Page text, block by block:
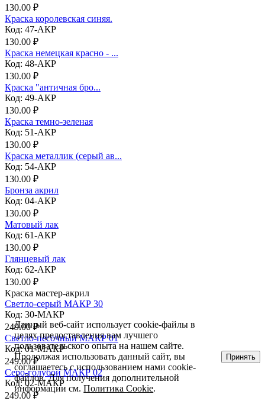
130.00 ₽
Краска королевская синяя.
Код: 47-АКР
130.00 ₽
Краска немецкая красно - ...
Код: 48-АКР
130.00 ₽
Краска "античная бро...
Код: 49-АКР
130.00 ₽
Краска темно-зеленая
Код: 51-АКР
130.00 ₽
Краска металлик (серый ав...
Код: 54-АКР
130.00 ₽
Бронза акрил
Код: 04-АКР
130.00 ₽
Матовый лак
Код: 61-АКР
130.00 ₽
Глянцевый лак
Код: 62-АКР
130.00 ₽
Краска мастер-акрил
Светло-серый МАКР 30
Код: 30-МАКР
249.00 ₽
Светло-песочный МАКР 01
Код: 01-МАКР
249.00 ₽
Серо-голубой МАКР 02
Код: 02-МАКР
249.00 ₽
Данный веб-сайт использует cookie-файлы в
целях предоставления вам лучшего
пользовательского опыта на нашем сайте.
Продолжая использовать данный сайт, вы
соглашаетесь с использованием нами cookie-
файлов. Для получения дополнительной
информации см.Политика Cookie.
Принять